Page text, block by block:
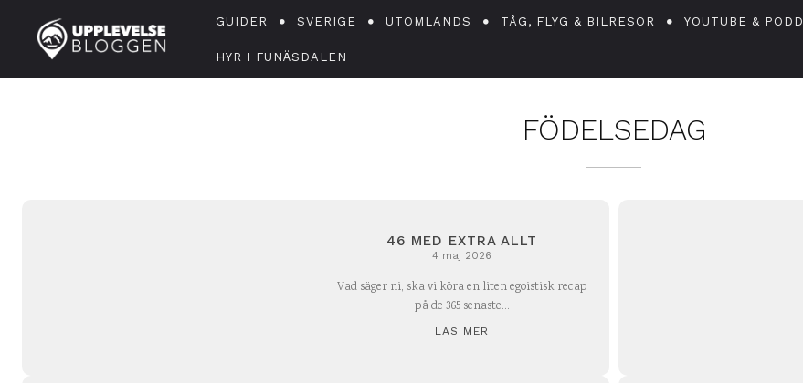
GUIDER SVERIGE UTOMLANDS TÅG, FLYG & BILRESOR YOUTUBE & PODD
HYR I FUNÄSDALEN
FÖDELSEDAG
46 MED EXTRA ALLT
4 maj 2026
Vad säger ni, ska vi köra en liten egoistisk recap
på de 365 senaste...
LÄS MER